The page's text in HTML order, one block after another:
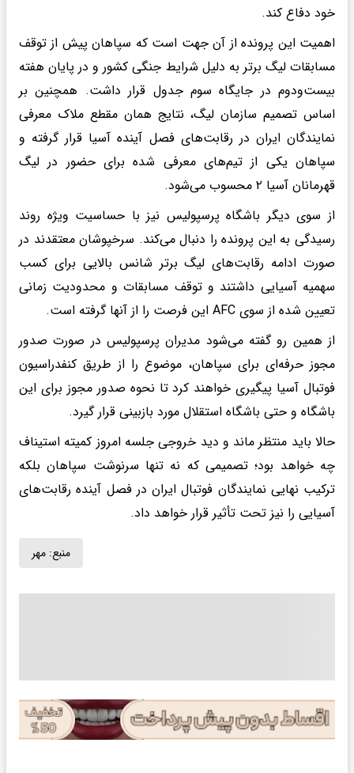
خود دفاع کند.
اهمیت این پرونده از آن جهت است که سپاهان پیش از توقف
مسابقات لیگ برتر به دلیل شرایط جنگی کشور و در پایان هفته
بیست‌ودوم در جایگاه سوم جدول قرار داشت. همچنین بر
اساس تصمیم سازمان لیگ، نتایج همان مقطع ملاک معرفی
نمایندگان ایران در رقابت‌های فصل آینده آسیا قرار گرفته و
سپاهان یکی از تیم‌های معرفی شده برای حضور در لیگ
قهرمانان آسیا ۲ محسوب می‌شود.
از سوی دیگر باشگاه پرسپولیس نیز با حساسیت ویژه روند
رسیدگی به این پرونده را دنبال می‌کند. سرخپوشان معتقدند در
صورت ادامه رقابت‌های لیگ برتر شانس بالایی برای کسب
سهمیه آسیایی داشتند و توقف مسابقات و محدودیت زمانی
تعیین شده از سوی AFC این فرصت را از آنها گرفته است.
از همین رو گفته می‌شود مدیران پرسپولیس در صورت صدور
مجوز حرفه‌ای برای سپاهان، موضوع را از طریق کنفدراسیون
فوتبال آسیا پیگیری خواهند کرد تا نحوه صدور مجوز برای این
باشگاه و حتی باشگاه استقلال مورد بازبینی قرار گیرد.
حالا باید منتظر ماند و دید خروجی جلسه امروز کمیته استیناف
چه خواهد بود؛ تصمیمی که نه تنها سرنوشت سپاهان بلکه
ترکیب نهایی نمایندگان فوتبال ایران در فصل آینده رقابت‌های
آسیایی را نیز تحت تأثیر قرار خواهد داد.
منبع: مهر